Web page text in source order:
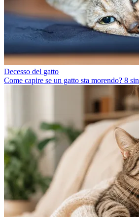
Decesso del gatto
Come capire se un gatto sta morendo? 8